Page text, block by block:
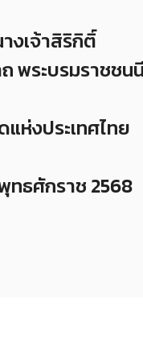
งเจ้าสิริกิติ์
พระบรมราชชน
ห่งประเทศไทย
ทธศักราช 2568